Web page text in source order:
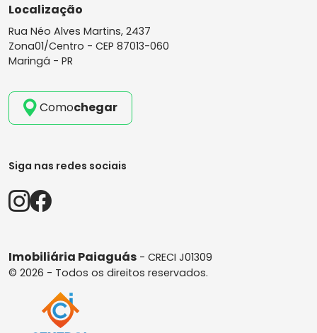
Localização
Rua Néo Alves Martins, 2437
Zona01/Centro - CEP 87013-060
Maringá - PR
Comochegar
Siga nas redes sociais
Imobiliária Paiaguás - CRECI J01309
© 2026 - Todos os direitos reservados.